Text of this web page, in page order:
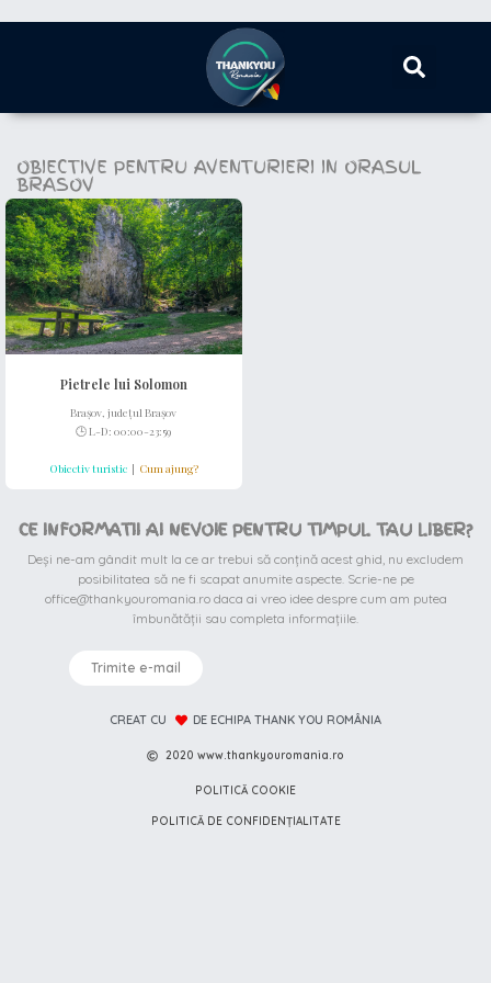
OBIECTIVE PENTRU AVENTURIERI IN ORASUL
BRASOV
Pietrele lui Solomon
Brașov, județul Brașov
🕒 L-D: 00:00-23:59
Obiectiv turistic | Cum ajung?
CE INFORMATII AI NEVOIE PENTRU TIMPUL TAU LIBER?
Deși ne-am gândit mult la ce ar trebui să conțină acest ghid, nu excludem
posibilitatea să ne fi scapat anumite aspecte. Scrie-ne pe
office@thankyouromania.ro daca ai vreo idee despre cum am putea
îmbunătății sau completa informațiile.
Trimite e-mail
CREAT CU DE ECHIPA THANK YOU ROMÂNIA
2020 www.thankyouromania.ro
POLITICĂ COOKIE
POLITICĂ DE CONFIDENȚIALITATE